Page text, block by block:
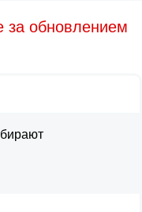
за обновлением